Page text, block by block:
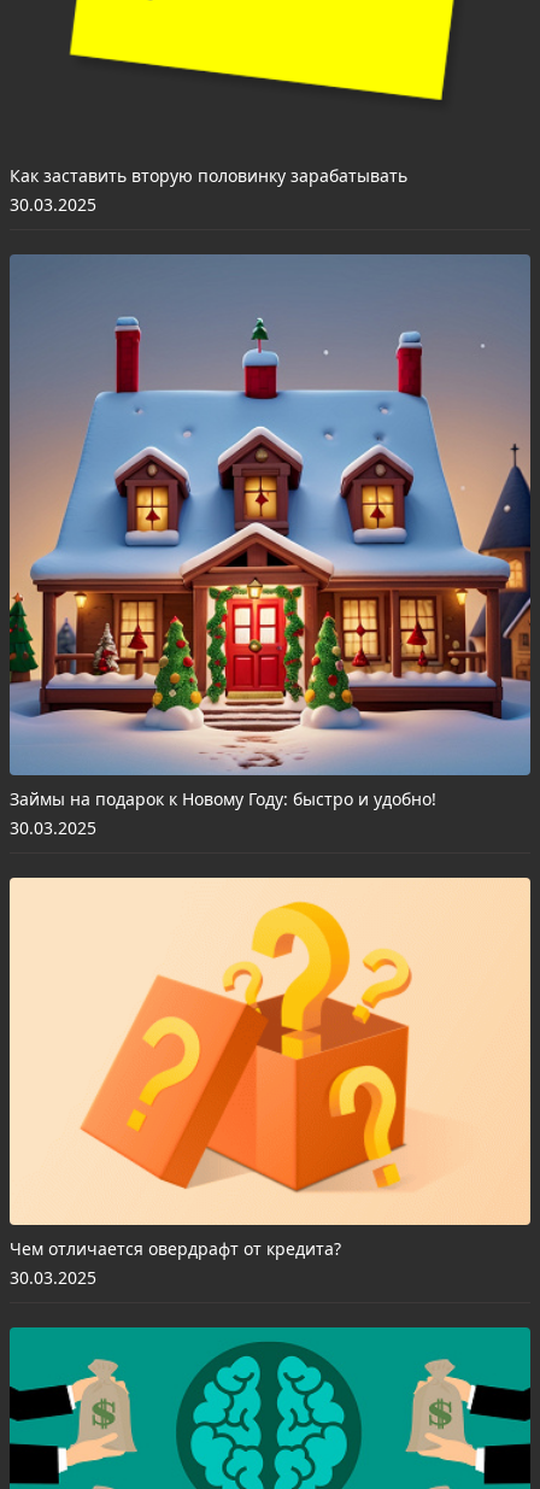
Как заставить вторую половинку зарабатывать
30.03.2025
Займы на подарок к Новому Году: быстро и удобно!
30.03.2025
Чем отличается овердрафт от кредита?
30.03.2025